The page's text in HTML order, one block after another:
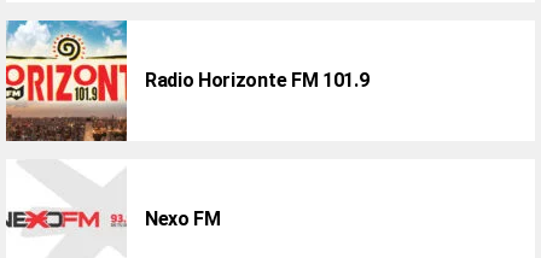
Radio Horizonte FM 101.9
Nexo FM